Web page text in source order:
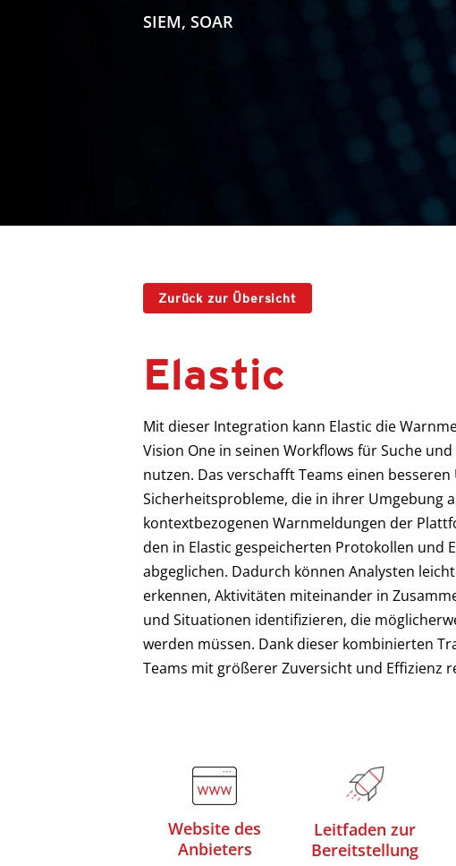
SIEM, SOAR
Zurück zur Übersicht
Elastic
Mit dieser Integration kann Elastic die
Vision One in seinen Workflows für Suche
nutzen. Das verschafft Teams einen
Sicherheitsprobleme, die in ihrer Umgebung
kontextbezogenen Warnmeldungen der
den in Elastic gespeicherten Protokollen und
abgeglichen. Dadurch können Analysten
erkennen, Aktivitäten miteinander in
und Situationen identifizieren, die
werden müssen. Dank dieser kombinierten
Teams mit größerer Zuversicht und Effizienz
Website des
Anbieters
Leitfaden zur
Bereitstellung